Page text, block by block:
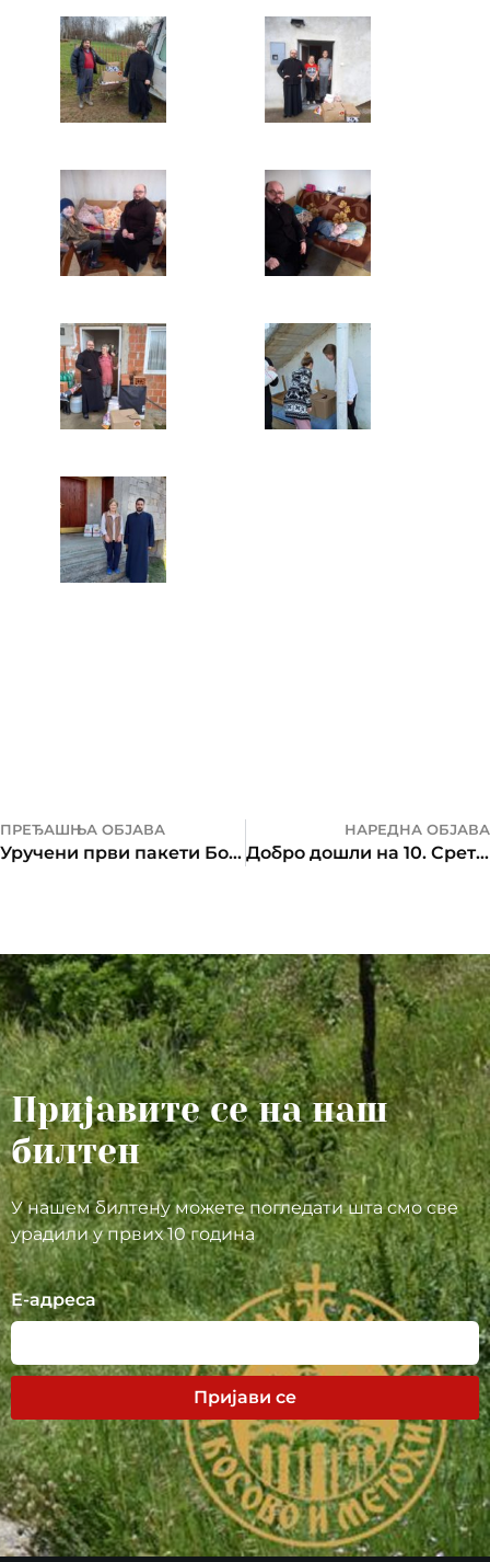
ПРЕЂАШЊА ОБЈАВА
Уручени први пакети Божићне добротворне акције
НАРЕДНА ОБЈАВА
Добро дошли на 10. Сретењску бесједу
Пријавите се на наш
билтен
У нашем билтену можете погледати шта смо све
урадили у првих 10 година
Е-адреса
Пријави се